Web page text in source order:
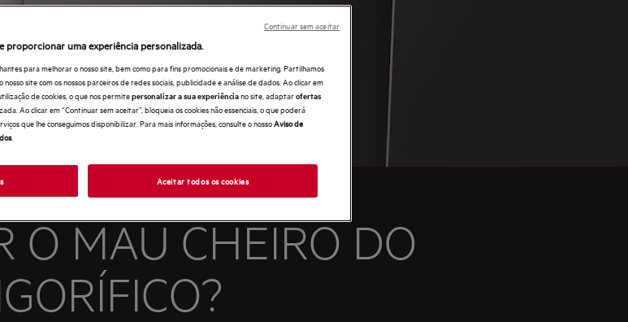
O MAU CHEIRO DO
proporcionar uma experiência personalizada.
para melhorar o nosso site, bem como para fins promocionais e de marketing. Partilhamos
site com os nossos parceiros de redes sociais, publicidade e análise de dados. Ao clicar em
de cookies, o que nos permitepersonalizar a sua experiênciano site, adaptarofertas
Ao clicar em “Continuar sem aceitar”, bloqueia os cookies não essenciais, o que poderá
que lhe conseguimos disponibilizar. Para mais informações, consulte o nossoAviso de
.
Aceitar todos os cookies
Continuar sem aceitar